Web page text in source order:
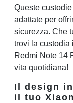
Queste
adattate per
sicurezza. Che
trovi la custodia
Redmi Note 14
vita quotidiana!
Il design
il tuo